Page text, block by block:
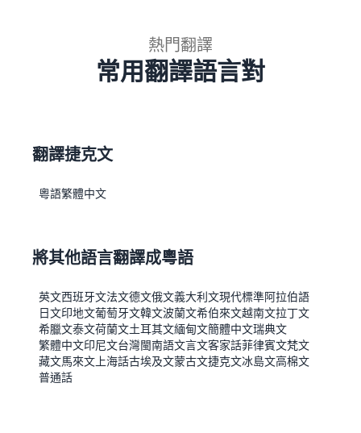
熱門翻譯
常用翻譯語言對
翻譯捷克文
粵語繁體中文
將其他語言翻譯成粵語
英文西班牙文法文德文俄文義大利文現代標準阿拉伯語
日文印地文葡萄牙文韓文波蘭文希伯來文越南文拉丁文
希臘文泰文荷蘭文土耳其文緬甸文簡體中文瑞典文
繁體中文印尼文台灣閩南語文言文客家話菲律賓文梵文
藏文馬來文 上海話古埃及文蒙古文捷克文冰島文高棉文
普通話